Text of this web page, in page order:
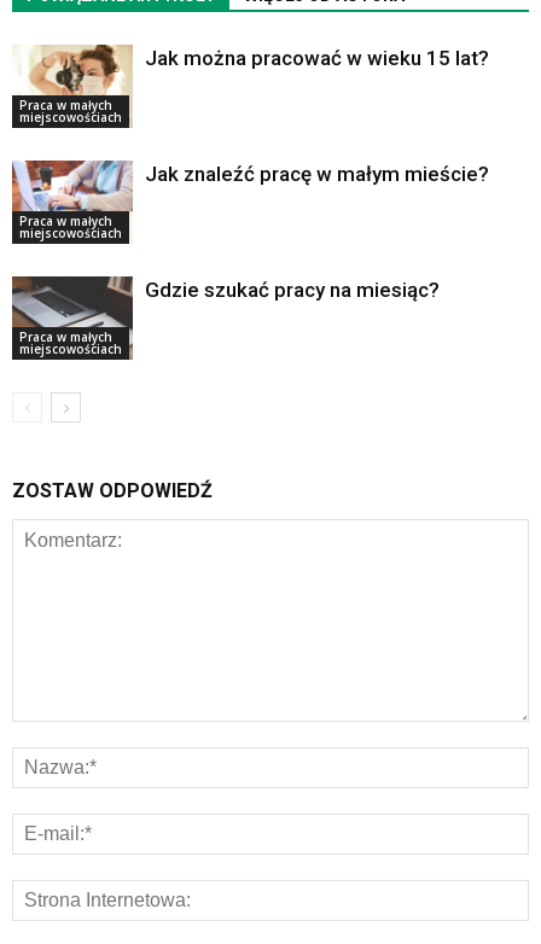
Praca w małych
miejscowościach
Jak można pracować w wieku 15 lat?
Praca w małych
miejscowościach
Jak znaleźć pracę w małym mieście?
Praca w małych
miejscowościach
Gdzie szukać pracy na miesiąc?
ZOSTAW ODPOWIEDŹ